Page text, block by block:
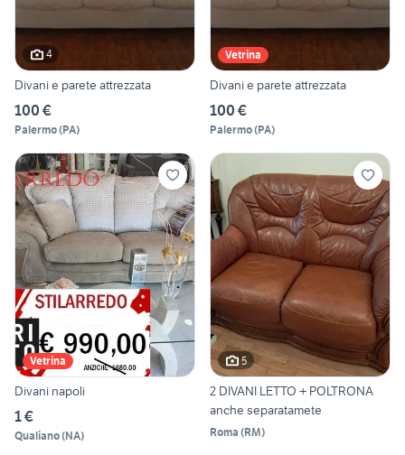
4
Divani e parete attrezzata
100 €
Palermo(PA)
Vetrina
Divani e parete attrezzata
100 €
Palermo(PA)
Vetrina
Divani napoli
1 €
Qualiano(NA)
5
2 DIVANI LETTO + POLTRONA
anche separatamete
Roma (RM)